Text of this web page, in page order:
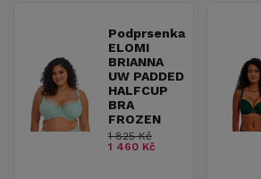
Podprsenka
ELOMI
BRIANNA
UW PADDED
HALFCUP
BRA
FROZEN
1 825 Kč
1 460 Kč